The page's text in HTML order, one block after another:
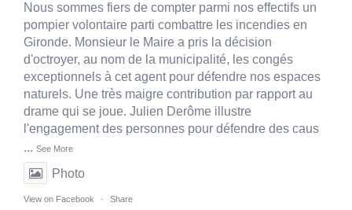
Nous sommes fiers de compter parmi nos effectifs un
pompier volontaire parti combattre les incendies en
Gironde. Monsieur le Maire a pris la décision
d'octroyer, au nom de la municipalité, les congés
exceptionnels à cet agent pour défendre nos espaces
naturels. Une très maigre contribution par rapport au
drame qui se joue. Julien Derôme illustre
l'engagement des personnes pour défendre des caus
... See More
Photo
View on Facebook · Share